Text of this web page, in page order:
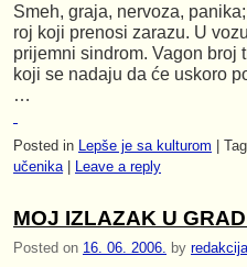
Smeh, graja, nervoza,
roj koji prenosi zarazu. U
prijemni sindrom. Vagon broj
koji se nadaju da će uskoro
…
Posted in Lepše je sa kulturom
učenika
Leave a reply
MOJ IZLAZAK U
Posted on 16. 06. 2006. by redakcija